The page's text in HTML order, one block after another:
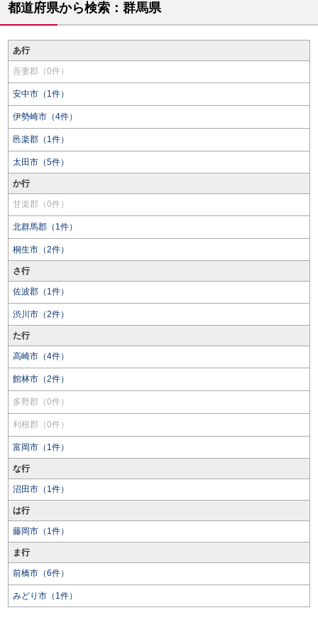
都道府県から検索：群馬県
あ行
吾妻郡（0件）
安中市（1件）
伊勢崎市（4件）
邑楽郡（1件）
太田市（5件）
か行
甘楽郡（0件）
北群馬郡（1件）
桐生市（2件）
さ行
佐波郡（1件）
渋川市（2件）
た行
高崎市（4件）
館林市（2件）
多野郡（0件）
利根郡（0件）
富岡市（1件）
な行
沼田市（1件）
は行
藤岡市（1件）
ま行
前橋市（6件）
みどり市（1件）